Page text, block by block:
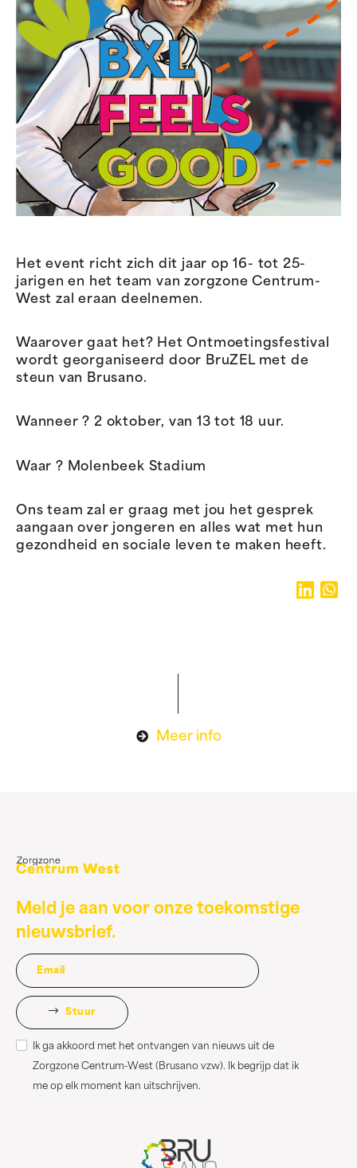
Het event richt zich dit jaar op 16- tot 25-
jarigen en het team van zorgzone Centrum-
West zal eraan deelnemen.
Waarover gaat het? Het Ontmoetingsfestival
wordt georganiseerd door BruZEL met de
steun van Brusano.
Wanneer ? 2 oktober, van 13 tot 18 uur.
Waar ? Molenbeek Stadium
Ons team zal er graag met jou het gesprek
aangaan over jongeren en alles wat met hun
gezondheid en sociale leven te maken heeft.
Meer info
Meld je aan voor onze toekomstige
nieuwsbrief.
Stuur
Ik ga akkoord met het ontvangen van nieuws uit de
Zorgzone Centrum-West (Brusano vzw). Ik begrijp dat ik
me op elk moment kan uitschrijven.